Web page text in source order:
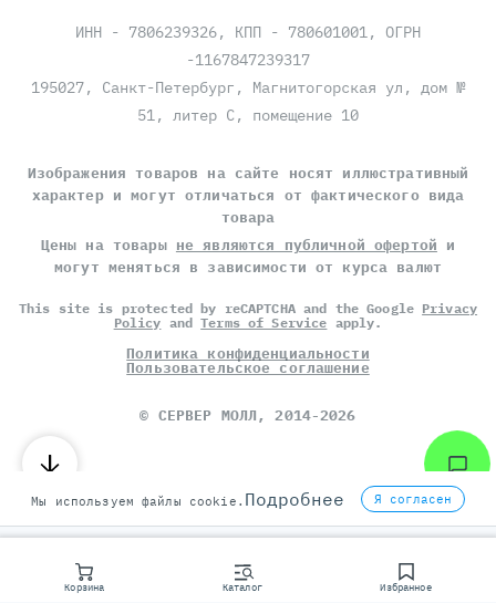
Корзина Каталог Избранное
ИНН - 7806239326, КПП - 780601001, ОГРН
-1167847239317
195027, Санкт-Петербург, Магнитогорская ул, дом №
51, литер С, помещение 10
Изображения товаров на сайте носят иллюстративный
характер и могут отличаться от фактического вида
товара
Цены на товары не являются публичной офертой и
могут меняться в зависимости от курса валют
This site is protected by reCAPTCHA and the Google Privacy
Policy andTerms of Service apply.
Политика конфиденциальности
Пользовательское соглашение
© СЕРВЕР МОЛЛ, 2014-2026
Мы используем файлы cookie. Подробнее Я согласен